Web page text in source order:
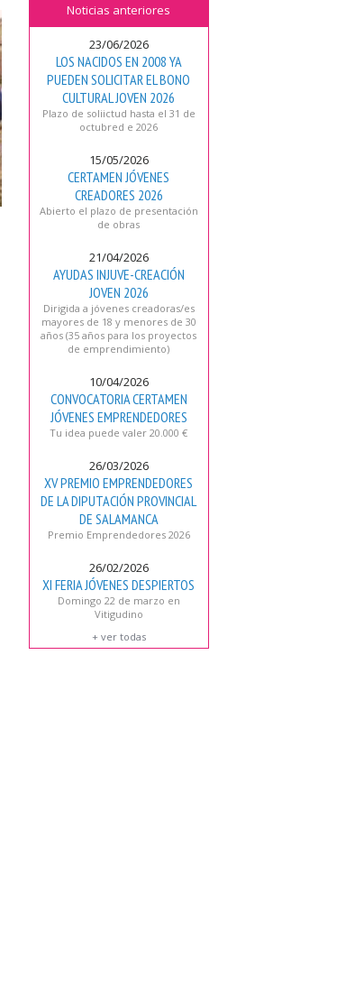
Noticias anteriores
23/06/2026
LOS NACIDOS EN 2008 YA
PUEDEN SOLICITAR EL BONO
CULTURAL JOVEN 2026
Plazo de soliictud hasta el 31 de
octubred e 2026
15/05/2026
CERTAMEN JÓVENES
CREADORES 2026
Abierto el plazo de presentación
de obras
21/04/2026
AYUDAS INJUVE-CREACIÓN
JOVEN 2026
Dirigida a jóvenes creadoras/es
mayores de 18 y menores de 30
años (35 años para los proyectos
de emprendimiento)
10/04/2026
CONVOCATORIA CERTAMEN
JÓVENES EMPRENDEDORES
Tu idea puede valer 20.000 €
26/03/2026
XV PREMIO EMPRENDEDORES
DE LA DIPUTACIÓN PROVINCIAL
DE SALAMANCA
Premio Emprendedores 2026
26/02/2026
XI FERIA JÓVENES DESPIERTOS
Domingo 22 de marzo en
Vitigudino
+ ver todas